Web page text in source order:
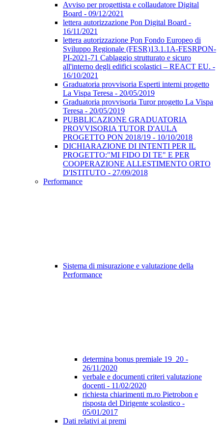
Avviso per progettista e collaudatore Digital
Board - 09/12/2021
lettera autorizzazione Pon Digital Board -
16/11/2021
lettera autorizzazione Pon Fondo Europeo di
Sviluppo Regionale (FESR)13.1.1A-FESRPON-
PI-2021-71 Cablaggio strutturato e sicuro
all'interno degli edifici scolastici – REACT EU. -
16/10/2021
Graduatoria provvisoria Esperti interni progetto
La Vispa Teresa - 20/05/2019
Graduatoria provvisoria Turor progetto La Vispa
Teresa - 20/05/2019
PUBBLICAZIONE GRADUATORIA
PROVVISORIA TUTOR D'AULA
PROGETTO PON 2018/19 - 10/10/2018
DICHIARAZIONE DI INTENTI PER IL
PROGETTO:"MI FIDO DI TE" E PER
COOPERAZIONE ALLESTIMENTO ORTO
D'ISTITUTO - 27/09/2018
Performance
Sistema di misurazione e valutazione della
Performance
determina bonus premiale 19_20 -
26/11/2020
verbale e documenti criteri valutazione
docenti - 11/02/2020
richiesta chiarimenti m.ro Pietrobon e
risposta del Dirigente scolastico -
05/01/2017
Dati relativi ai premi